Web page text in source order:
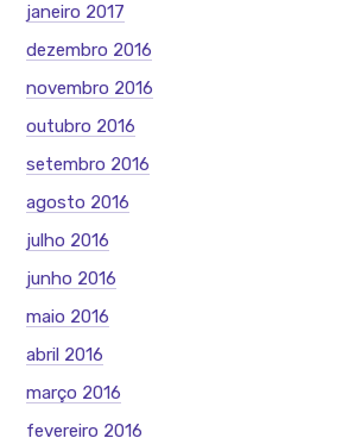
janeiro 2017
dezembro 2016
novembro 2016
outubro 2016
setembro 2016
agosto 2016
julho 2016
junho 2016
maio 2016
abril 2016
março 2016
fevereiro 2016